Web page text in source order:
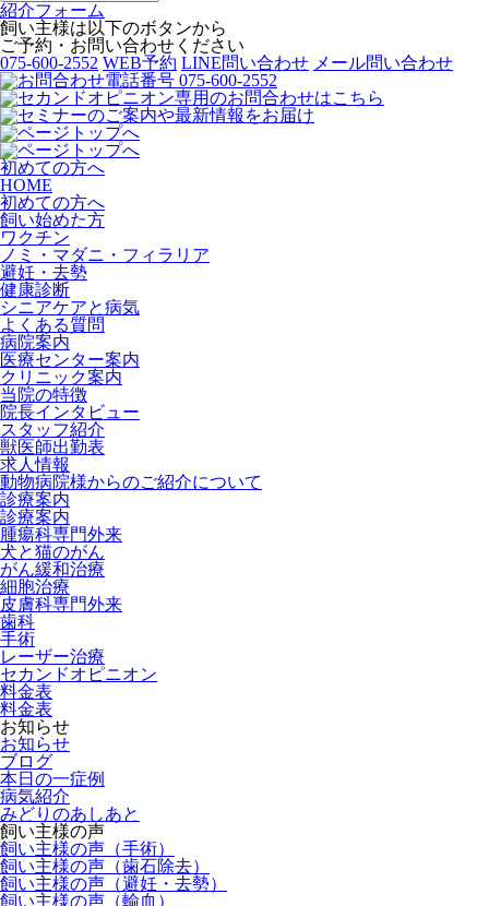
紹介フォーム
飼い主様は以下のボタンから
ご予約・お問い合わせください
075-600-2552 WEB予約 LINE問い合わせ メール問い合わせ
初めての方へ
HOME
初めての方へ
飼い始めた方
ワクチン
ノミ・マダニ・フィラリア
避妊・去勢
健康診断
シニアケアと病気
よくある質問
病院案内
医療センター案内
クリニック案内
当院の特徴
院長インタビュー
スタッフ紹介
獣医師出勤表
求人情報
動物病院様からのご紹介について
診療案内
診療案内
腫瘍科専門外来
犬と猫のがん
がん緩和治療
細胞治療
皮膚科専門外来
歯科
手術
レーザー治療
セカンドオピニオン
料金表
料金表
お知らせ
お知らせ
ブログ
本日の一症例
病気紹介
みどりのあしあと
飼い主様の声
飼い主様の声（手術）
飼い主様の声（歯石除去）
飼い主様の声（避妊・去勢）
飼い主様の声（輸血）